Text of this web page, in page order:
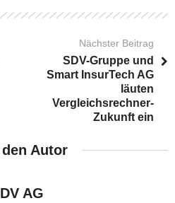
Nächster Beitrag
SDV-Gruppe und
Smart InsurTech AG
läuten
Vergleichsrechner-
Zukunft ein
Autor
AG